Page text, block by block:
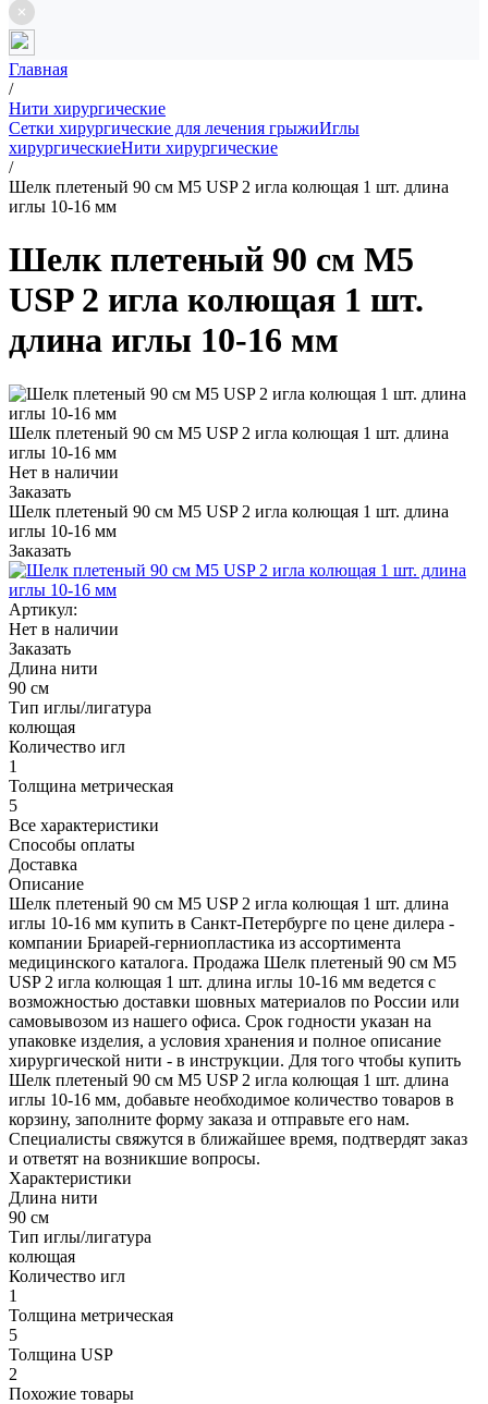
Главная
/
Нити хирургические
Сетки хирургические для лечения грыжиИглы
хирургическиеНити хирургические
/
Шелк плетеный 90 см М5 USP 2 игла колющая 1 шт. длина
иглы 10-16 мм
Шелк плетеный 90 см М5
USP 2 игла колющая 1 шт.
длина иглы 10-16 мм
Шелк плетеный 90 см М5 USP 2 игла колющая 1 шт. длина
иглы 10-16 мм
Нет в наличии
Заказать
Шелк плетеный 90 см М5 USP 2 игла колющая 1 шт. длина
иглы 10-16 мм
Заказать
Артикул:
Нет в наличии
Заказать
Длина нити
90 см
Тип иглы/лигатура
колющая
Количество игл
1
Толщина метрическая
5
Все характеристики
Способы оплаты
Доставка
Описание
Шелк плетеный 90 см М5 USP 2 игла колющая 1 шт. длина
иглы 10-16 мм купить в Санкт-Петербурге по цене дилера -
компании Бриарей-герниопластика из ассортимента
медицинского каталога. Продажа Шелк плетеный 90 см М5
USP 2 игла колющая 1 шт. длина иглы 10-16 мм ведется с
возможностью доставки шовных материалов по России или
самовывозом из нашего офиса. Срок годности указан на
упаковке изделия, а условия хранения и полное описание
хирургической нити - в инструкции. Для того чтобы купить
Шелк плетеный 90 см М5 USP 2 игла колющая 1 шт. длина
иглы 10-16 мм, добавьте необходимое количество товаров в
корзину, заполните форму заказа и отправьте его нам.
Специалисты свяжутся в ближайшее время, подтвердят заказ
и ответят на возникшие вопросы.
Характеристики
Длина нити
90 см
Тип иглы/лигатура
колющая
Количество игл
1
Толщина метрическая
5
Толщина USP
2
Похожие товары